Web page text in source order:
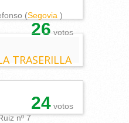
(Segovia )
26votos
TRASERILLA
24 votos
nº 7